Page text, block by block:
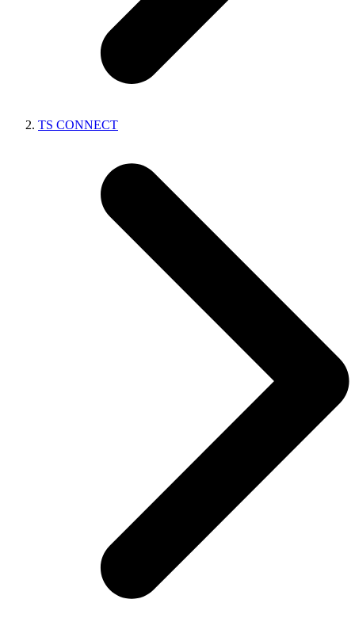
TS CONNECT